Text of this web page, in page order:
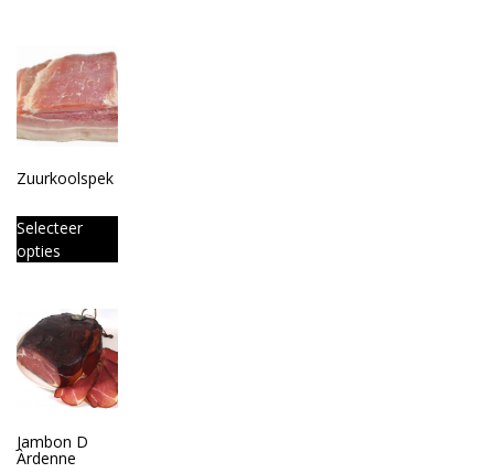
Zuurkoolspek
Selecteer
opties
Jambon D
Àrdenne